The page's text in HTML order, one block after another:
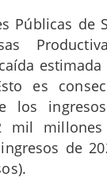
Públicas de
es
los
mil
de